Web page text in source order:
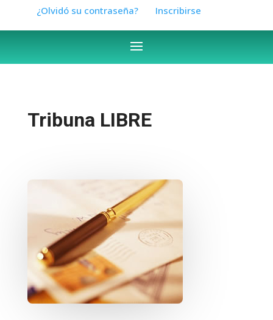
¿Olvidó su contraseña? Inscribirse
Tribuna LIBRE